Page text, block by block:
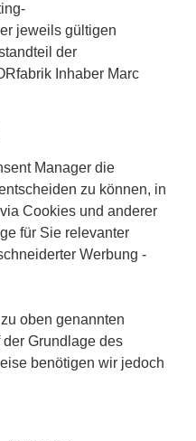
jeweils gültigen
der
Inhaber Marc
Manager die
zu können, in
Cookies und anderer
für Sie relevanter
Werbung -
oben genannten
Grundlage des
benötigen wir jedoch